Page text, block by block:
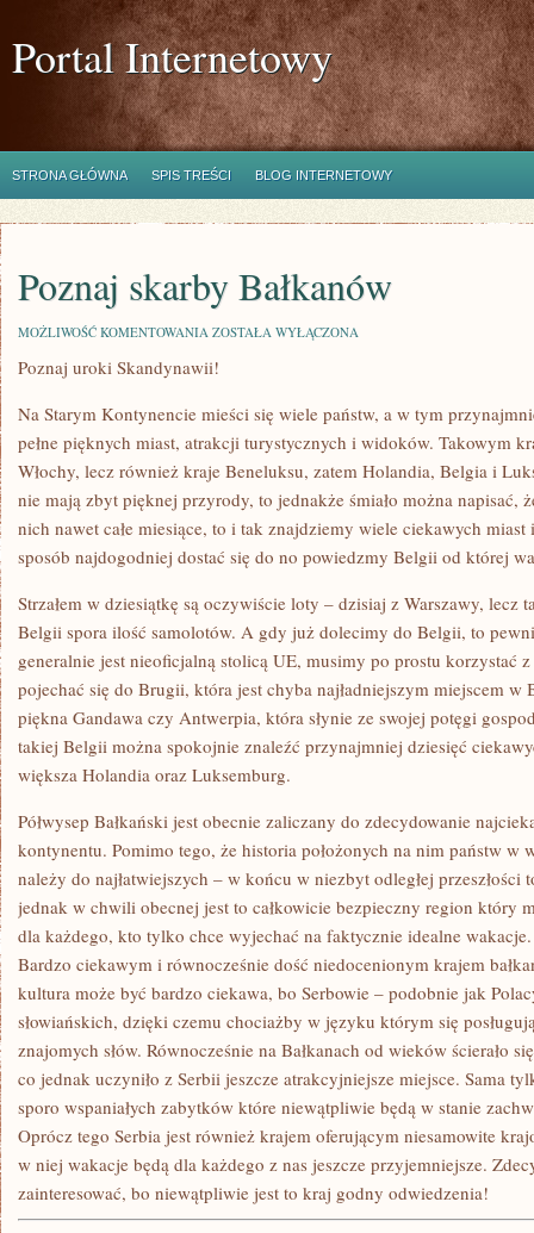
Portal Internetowy
STRONA GŁÓWNA SPIS TREŚCI BLOG INTERNETOWY
Poznaj skarby Bałkanów
MOŻLIWOŚĆ KOMENTOWANIA POZNAJ
BAŁKANÓW
ZOSTAŁA WYŁĄCZONA
Poznaj uroki Skandynawii!
Na Starym Kontynencie mieści się wiele państw, a w tym
pełne pięknych miast, atrakcji turystycznych i widoków. Takowym
Włochy, lecz również kraje Beneluksu, zatem Holandia, Belgia i
nie mają zbyt pięknej przyrody, to jednakże śmiało można napisać,
nich nawet całe miesiące, to i tak znajdziemy wiele ciekawych
sposób najdogodniej dostać się do no powiedzmy Belgii od której
Strzałem w dziesiątkę są oczywiście loty – dzisiaj z Warszawy, lecz
Belgii spora ilość samolotów. A gdy już dolecimy do Belgii, to
generalnie jest nieoficjalną stolicą UE, musimy po prostu korzystać
pojechać się do Brugii, która jest chyba najładniejszym miejscem w
piękna Gandawa czy Antwerpia, która słynie ze swojej potęgi
takiej Belgii można spokojnie znaleźć przynajmniej dziesięć
większa Holandia oraz Luksemburg.
Półwysep Bałkański jest obecnie zaliczany do zdecydowanie
kontynentu. Pomimo tego, że historia położonych na nim państw w
należy do najłatwiejszych – w końcu w niezbyt odległej przeszłości
jednak w chwili obecnej jest to całkowicie bezpieczny region który
dla każdego, kto tylko chce wyjechać na faktycznie idealne wakacje.
Bardzo ciekawym i równocześnie dość niedocenionym krajem
kultura może być bardzo ciekawa, bo Serbowie – podobnie jak
słowiańskich, dzięki czemu chociażby w języku którym się
znajomych słów. Równocześnie na Bałkanach od wieków ścierało
co jednak uczyniło z Serbii jeszcze atrakcyjniejsze miejsce. Sama
sporo wspaniałych zabytków które niewątpliwie będą w stanie
Oprócz tego Serbia jest również krajem oferującym niesamowite
w niej wakacje będą dla każdego z nas jeszcze przyjemniejsze.
zainteresować, bo niewątpliwie jest to kraj godny odwiedzenia!